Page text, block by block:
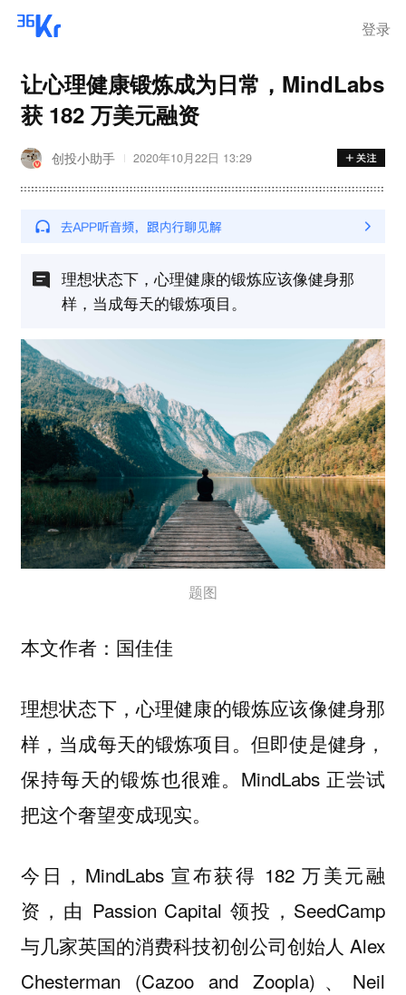
登录
让心理健康锻炼成为日常，MindLabs
获 182 万美元融资
创投小助手 2020年10月22日 13:29
理想状态下，心理健康的锻炼应该像健身那
样，当成每天的锻炼项目。
题图
本文作者：国佳佳
理想状态下，心理健康的锻炼应该像健身那
样，当成每天的锻炼项目。但即使是健身，
保持每天的锻炼也很难。MindLabs 正尝试
把这个奢望变成现实。
今日，MindLabs 宣布获得 182 万美元融
资，由 Passion Capital 领投，SeedCamp
与几家英国的消费科技初创公司创始人 Alex
Chesterman (Cazoo and Zoopla)、Neil